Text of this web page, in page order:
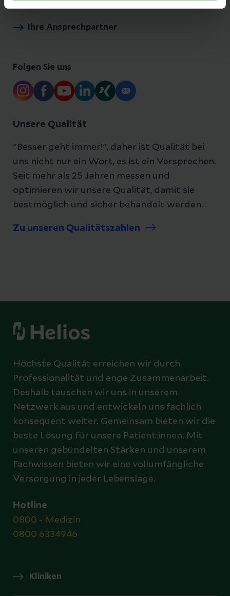
Ihre Ansprechpartner
Folgen Sie uns
Unsere Qualität
"Besser geht immer!", daher ist Qualität bei
uns nicht nur ein Wort, es ist ein Versprechen.
Seit mehr als 25 Jahren messen und
optimieren wir unsere Qualität, damit sie
bestmöglich und sicher behandelt werden.
Zu unseren Qualitätszahlen
Höchste Qualität erreichen wir durch
Professionalität und enge Zusammenarbeit.
Deshalb tauschen wir uns in unserem
Netzwerk aus und entwickeln uns fachlich
konsequent weiter. Gemeinsam bieten wir die
beste Lösung für unsere Patient:innen. Mit
unseren gebündelten Stärken und unserem
Fachwissen bieten wir eine vollumfängliche
Versorgung in jeder Lebenslage.
Hotline
0800 - Medizin
0800 6334946
Kliniken